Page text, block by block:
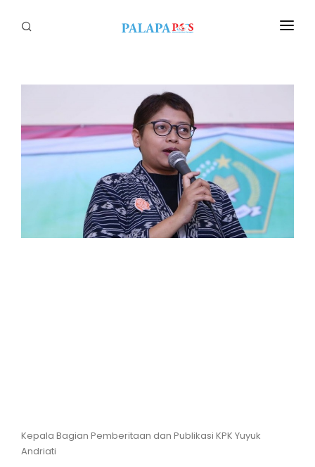
Nasional
Sumatera
Opini
Kepala Bagian Pemberitaan dan Publikasi KPK Yuyuk
Andriati